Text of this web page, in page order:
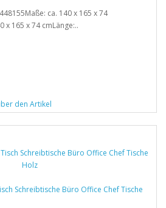
ca. 140 x 165 x 74
x 165 x 74 cmLänge:..
den Artikel
Schreibtische Büro Office Chef Tische